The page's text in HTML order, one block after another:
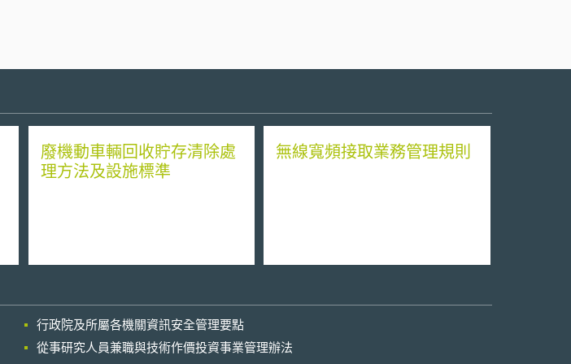
廢機動車輛回收貯存清除處
理方法及設施標準
無線寬頻接取業務管理規則
行政院及所屬各機關資訊安全管理要點
從事研究人員兼職與技術作價投資事業管理辦法